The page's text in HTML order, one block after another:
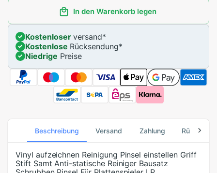
In den Warenkorb legen
Kostenloserversand*
Kostenlose Rücksendung*
Niedrige Preise
Beschreibung Versand Zahlung
Vinyl aufzeichnen Reinigung Pinsel einstellen Griff
Stift Samt Anti-statische Reiniger Bausatz